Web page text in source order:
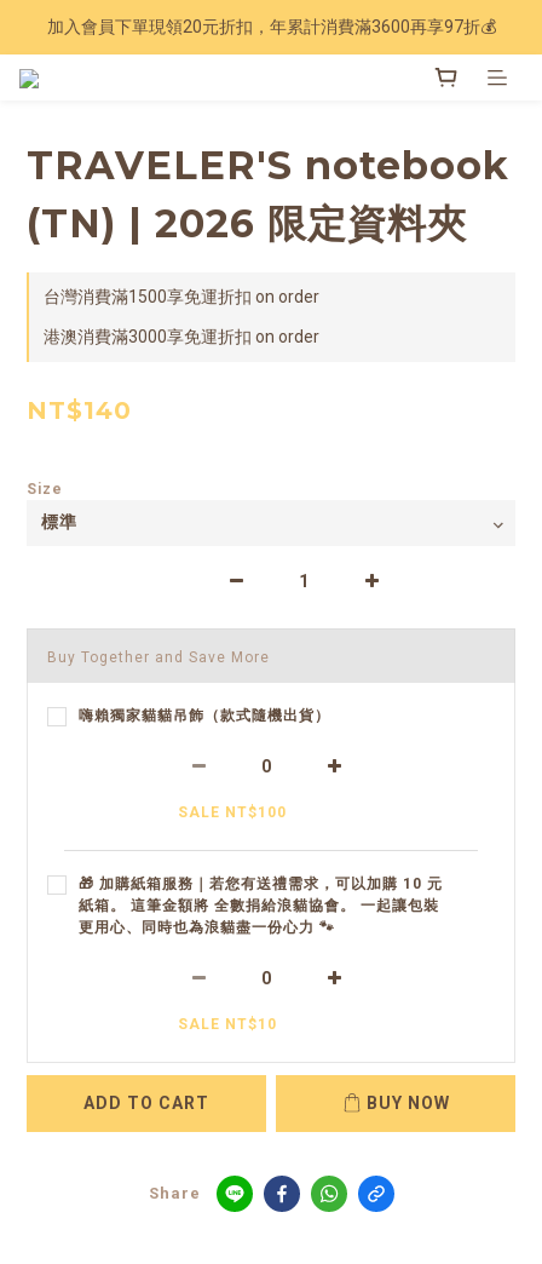
Have a nice trip 🧳 2027手帳季 準備登場
加入會員下單現領20元折扣，年累計消費滿3600再享97折💰
TRAVELER'S notebook
(TN) | 2026 限定資料夾
台灣消費滿1500享免運折扣 on order
港澳消費滿3000享免運折扣 on order
NT$140
Size
Buy Together and Save More
嗨賴獨家貓貓吊飾（款式隨機出貨）
SALE NT$100
🎁 加購紙箱服務｜若您有送禮需求，可以加購 10 元
紙箱。 這筆金額將 全數捐給浪貓協會。 一起讓包裝
更用心、同時也為浪貓盡一份心力 🐾
SALE NT$10
ADD TO CART BUY NOW
Share